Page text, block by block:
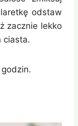
odstaw
zacznie lekko
ciasta.